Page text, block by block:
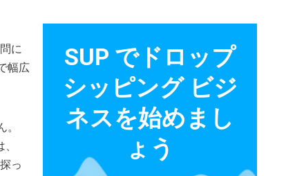
に
幅広
っ
SUP でドロップ
シッピング ビジ
ネスを始めまし
ょう